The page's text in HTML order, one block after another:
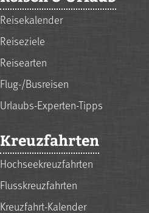
Reisekalender
Reiseziele
Reisearten
Flug-/Busreisen
Urlaubs-Experten-Tipps
Kreuzfahrten
Hochseekreuzfahrten
Flusskreuzfahrten
Kreuzfahrt-Kalender